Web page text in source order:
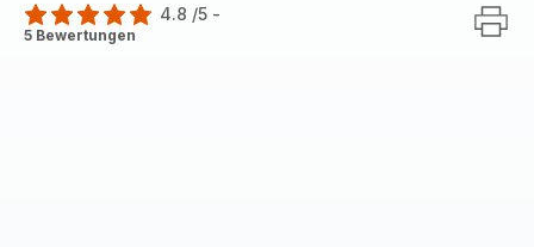
ratings.4.8
4.8 /5 -
5 Bewertungen